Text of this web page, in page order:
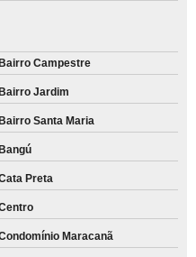
Campestre
Jardim
Santa Maria
Preta
Maracanã